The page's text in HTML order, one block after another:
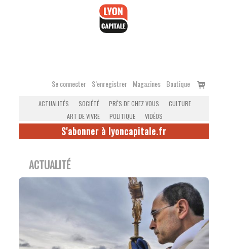
Se connecter S’enregistrer Magazines Boutique
Voir
ACTUALITÉS SOCIÉTÉ PRÈS DE CHEZ VOUS
CULTURE
ART DE VIVRE
POLITIQUE VIDÉOS
S'abonner à lyoncapitale.fr
ACTUALITÉ